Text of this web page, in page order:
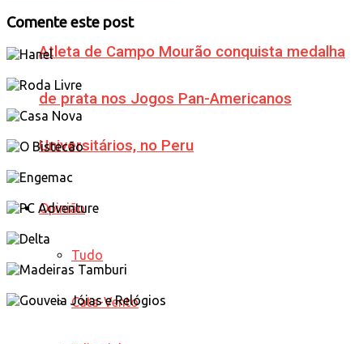
Atleta de Campo Mourão conquista medalha
de prata nos Jogos Pan-Americanos
Universitários, no Peru
Opinião
Tudo
Cata-Vento
Comente este post